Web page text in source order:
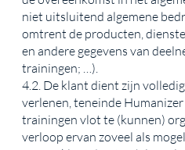
niet uitsluitend algemene
omtrent de producten,
en andere gegevens van
trainingen; …).
4.2. De klant dient zijn
verlenen, teneinde
trainingen vlot te (kunnen)
verloop ervan zoveel als